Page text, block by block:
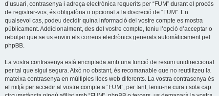
d’usuari, contrasenya i adreça electrònica requerits per “FUM” durant el procés
de registrar-vos, és obligatòria o opcional a la discreció de “FUM”. En
qualsevol cas, podeu decidir quina informació del vostre compte es mostra
públicament. Addicionalment, des del vostre compte, teniu l’opció d’acceptar o
rebutjar que se us enviïn els correus electrònics generats automàticament pel
phpBB.
La vostra contrasenya està encriptada amb una funció de resum unidireccional
per tal que sigui segura. Això no obstant, és recomanable que no reutilitzeu la
mateixa contrasenya en múltiples llocs web diferents. La vostra contrasenya és
el mitjà per accedir al vostre compte a “FUM”, per tant, teniu-ne cura i sota cap